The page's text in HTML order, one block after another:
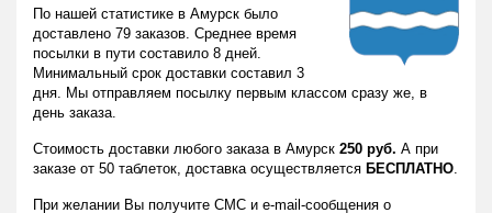
По нашей статистике в Амурск было
доставлено 79 заказов. Среднее время
посылки в пути составило 8 дней.
Минимальный срок доставки составил 3
дня. Мы отправляем посылку первым классом сразу же, в
день заказа.
Стоимость доставки любого заказа в Амурск 250 руб. А при
заказе от 50 таблеток, доставка осуществляется БЕСПЛАТНО.
При желании Вы получите СМС и e-mail-сообщения о